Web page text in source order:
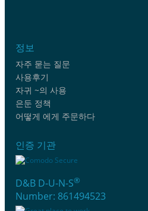
정보
자주 묻는 질문
사용후기
자귀 ~의 사용
은둔 정책
어떻게 에게 주문하다
인증 기관
D&B D-U-N-S®
Number: 861494523